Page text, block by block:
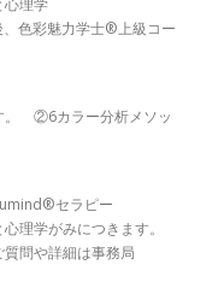
色彩魅力学士®上級コー
。 ②6カラー分析メソッ
セラピー
理学がみにつきます。
問や詳細は事務局